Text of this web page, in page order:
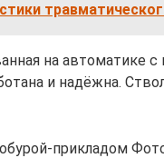
на автоматике
и надёжна.
прикладом